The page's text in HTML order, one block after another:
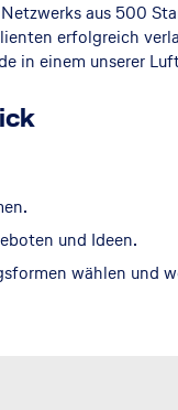
aus 500
erfolgreich
in einem unserer
und Ideen.
wählen und